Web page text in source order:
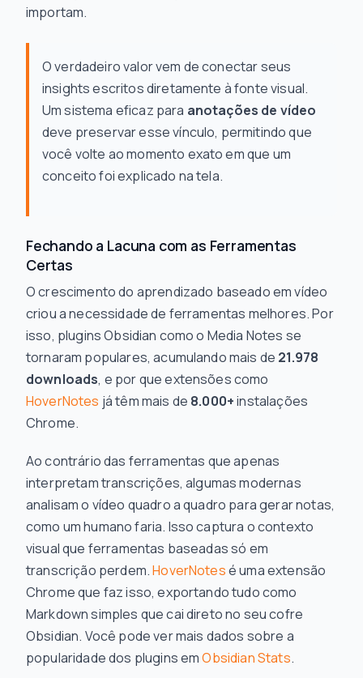
importam.
O verdadeiro valor vem de conectar seus
insights escritos diretamente à fonte visual.
Um sistema eficaz para anotações de vídeo
deve preservar esse vínculo, permitindo que
você volte ao momento exato em que um
conceito foi explicado na tela.
Fechando a Lacuna com as Ferramentas
Certas
O crescimento do aprendizado baseado em vídeo
criou a necessidade de ferramentas melhores. Por
isso, plugins Obsidian como o Media Notes se
tornaram populares, acumulando mais de 21.978
downloads, e por que extensões como
HoverNotes já têm mais de 8.000+instalações
Chrome.
Ao contrário das ferramentas que apenas
interpretam transcrições, algumas modernas
analisam o vídeo quadro a quadro para gerar notas,
como um humano faria. Isso captura o contexto
visual que ferramentas baseadas só em
transcrição perdem.HoverNotesé uma extensão
Chrome que faz isso, exportando tudo como
Markdown simples que cai direto no seu cofre
Obsidian. Você pode ver mais dados sobre a
popularidade dos plugins emObsidian Stats.